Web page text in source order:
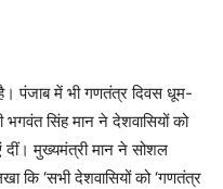
पंजाब में भी गणतंत्र दिवस धूम-
सिंह मान ने देशवासियों को
मुख्यमंत्री मान ने सोशल
कि ‘सभी देशवासियों को ‘गणतंत्र